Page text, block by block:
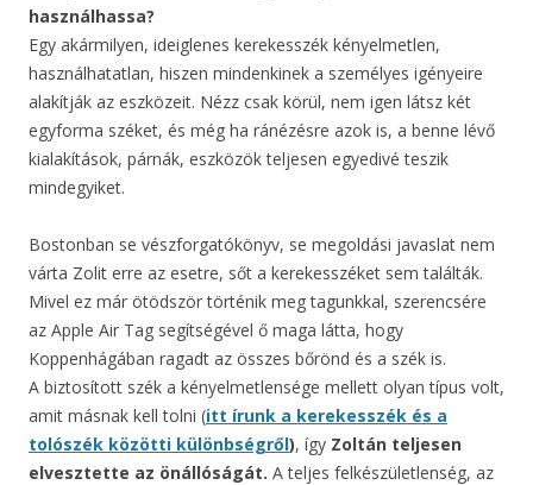
használhassa?
Egy akármilyen, ideiglenes kerekesszék kényelmetlen,
használhatatlan, hiszen mindenkinek a személyes igényeire
alakítják az eszközeit. Nézz csak körül, nem igen látsz két
egyforma széket, és még ha ránézésre azok is, a benne lévő
kialakítások, párnák, eszközök teljesen egyedivé teszik
mindegyiket.
Bostonban se vészforgatókönyv, se megoldási javaslat nem
várta Zolit erre az esetre, sőt a kerekesszéket sem találták.
Mivel ez már ötödször történik meg tagunkkal, szerencsére
az Apple Air Tag segítségével ő maga látta, hogy
Koppenhágában ragadt az összes bőrönd és a szék is.
A biztosított szék a kényelmetlensége mellett olyan típus volt,
amit másnak kell tolni (itt írunk a kerekesszék és a
tolószék közötti különbségről), így Zoltán teljesen
elvesztette az önállóságát. A teljes felkészületlenség, az